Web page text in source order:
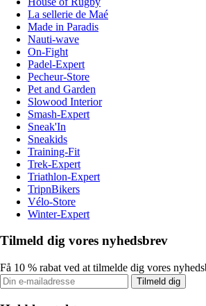
La sellerie de Maé
Made in Paradis
Nauti-wave
On-Fight
Padel-Expert
Pecheur-Store
Pet and Garden
Slowood Interior
Smash-Expert
Sneak'In
Sneakids
Training-Fit
Trek-Expert
Triathlon-Expert
TripnBikers
Vélo-Store
Winter-Expert
Tilmeld dig vores nyhedsbrev
Få 10 % rabat ved at tilmelde dig vores
Tilmeld dig